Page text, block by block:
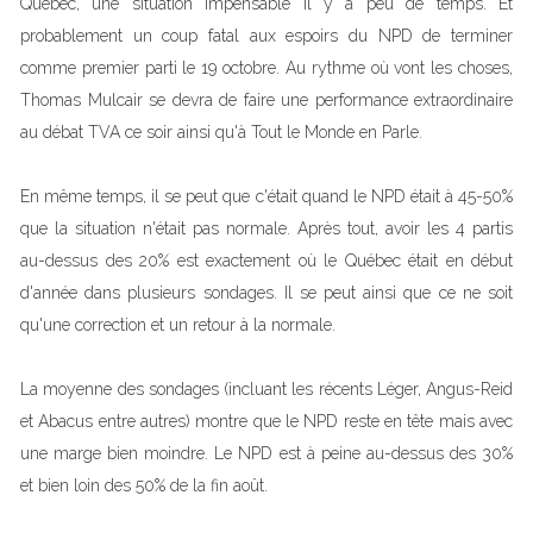
probablement un coup fatal aux espoirs du NPD de terminer
comme premier parti le 19 octobre. Au rythme où vont les choses,
Thomas Mulcair se devra de faire une performance extraordinaire
au débat TVA ce soir ainsi qu'à Tout le Monde en Parle.
En même temps, il se peut que c'était quand le NPD était à 45-50%
que la situation n'était pas normale. Après tout, avoir les 4 partis
au-dessus des 20% est exactement où le Québec était en début
d'année dans plusieurs sondages. Il se peut ainsi que ce ne soit
qu'une correction et un retour à la normale.
La moyenne des sondages (incluant les récents Léger, Angus-Reid
et Abacus entre autres) montre que le NPD reste en tête mais avec
une marge bien moindre. Le NPD est à peine au-dessus des 30%
et bien loin des 50% de la fin août.